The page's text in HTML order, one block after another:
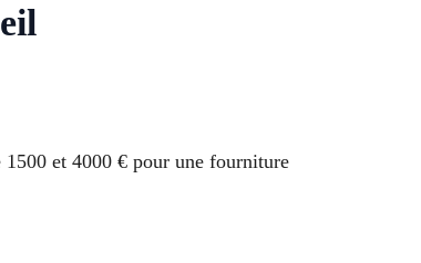
1500 et 4000 € pour une fourniture